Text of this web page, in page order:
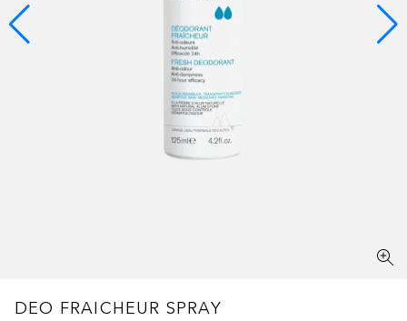
DEO FRAICHEUR SPRAY